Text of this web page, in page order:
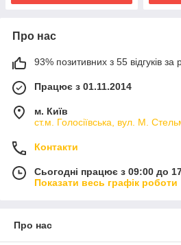
Про нас
93% позитивних з 55 відгуків за
Працює з 01.11.2014
м. Київ
ст.м. Голосіївська, вул. М.
Контакти
Сьогодні працює з 09:00 до
Показати весь графік роботи
Про нас